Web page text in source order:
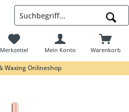
Waxing Onlineshop
Warenkorb
Merkzettel Mein Konto